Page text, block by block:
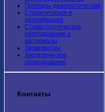
Приборы диагностические
Стерилизация и
дезинфекция
Стоматологическое
оборудование и
материалы
Термометры
Хирургическое
оборудование
Контакты